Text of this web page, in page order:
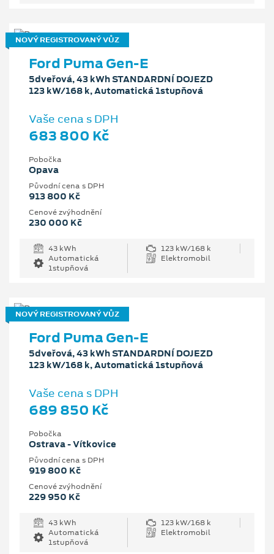
NOVÝ REGISTROVANÝ VŮZ
Ford Puma Gen-E
5dveřová, 43 kWh STANDARDNÍ DOJEZD
123 kW/168 k, Automatická 1stupňová
Vaše cena s DPH
683 800 Kč
Pobočka
Opava
Původní cena s DPH
913 800 Kč
Cenové zvýhodnění
230 000 Kč
43 kWh
123 kW/168 k
Automatická
1stupňová
Elektromobil
NOVÝ REGISTROVANÝ VŮZ
Ford Puma Gen-E
5dveřová, 43 kWh STANDARDNÍ DOJEZD
123 kW/168 k, Automatická 1stupňová
Vaše cena s DPH
689 850 Kč
Pobočka
Ostrava - Vítkovice
Původní cena s DPH
919 800 Kč
Cenové zvýhodnění
229 950 Kč
43 kWh
123 kW/168 k
Automatická
1stupňová
Elektromobil